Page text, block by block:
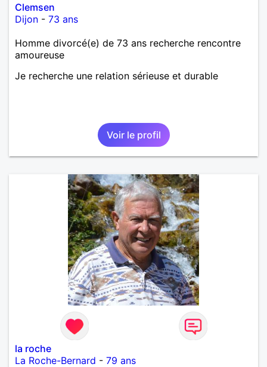
Clemsen
Dijon - 73 ans
Homme divorcé(e) de 73 ans recherche rencontre
amoureuse
Je recherche une relation sérieuse et durable
Voir le profil
la roche
La Roche-Bernard - 79 ans